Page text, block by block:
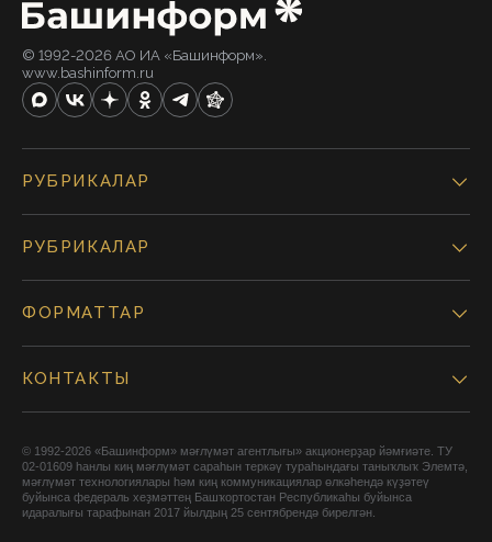
© 1992-2026 АО ИА «Башинформ».
www.bashinform.ru
РУБРИКАЛАР
РУБРИКАЛАР
ФОРМАТТАР
КОНТАКТЫ
© 1992-2026 «Башинформ» мәғлүмәт агентлығы» акционерҙар йәмғиәте. ТУ
02-01609 һанлы киң мәғлүмәт сараһын теркәү тураһындағы таныҡлыҡ Элемтә,
мәғлүмәт технологиялары һәм киң коммуникациялар өлкәһендә күҙәтеү
буйынса федераль хеҙмәттең Башҡортостан Республикаһы буйынса
идаралығы тарафынан 2017 йылдың 25 сентябрендә бирелгән.